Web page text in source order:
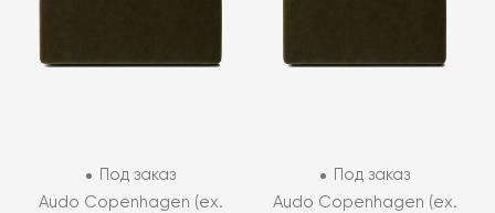
Под заказ
Audo Copenhagen (ex.
Под заказ
Audo Copenhagen (ex.